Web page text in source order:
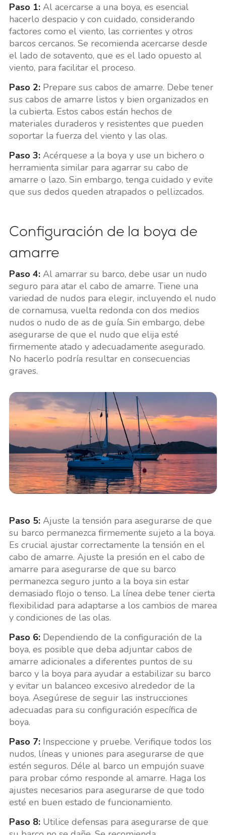
Paso 1:Al acercarse a una boya, es esencial
hacerlo despacio y con cuidado, considerando
factores como el viento, las corrientes y otros
barcos cercanos. Se recomienda acercarse desde
el lado de sotavento, que es el lado opuesto al
viento, para facilitar el proceso.
Paso 2:Prepare sus cabos de amarre. Debe tener
sus cabos de amarre listos y bien organizados en
la cubierta. Estos cabos están hechos de
materiales duraderos y resistentes que pueden
soportar la fuerza del viento y las olas.
Paso 3:Acérquese a la boya y use un bichero o
herramienta similar para agarrar su cabo de
amarre o lazo. Sin embargo, tenga cuidado y evite
que sus dedos queden atrapados o pellizcados.
Configuración de la boya de
amarre
Paso 4:Al amarrar su barco, debe usar un nudo
seguro para atar el cabo de amarre. Tiene una
variedad de nudos para elegir, incluyendo el nudo
de cornamusa, vuelta redonda con dos medios
nudos o nudo de as de guía. Sin embargo, debe
asegurarse de que el nudo que elija esté
firmemente atado y adecuadamente asegurado.
No hacerlo podría resultar en consecuencias
graves.
Paso 5:Ajuste la tensión para asegurarse de que
su barco permanezca firmemente sujeto a la boya.
Es crucial ajustar correctamente la tensión en el
cabo de amarre. Ajuste la presión en el cabo de
amarre para asegurarse de que su barco
permanezca seguro junto a la boya sin estar
demasiado flojo o tenso. La línea debe tener cierta
flexibilidad para adaptarse a los cambios de marea
y condiciones de las olas.
Paso 6:Dependiendo de la configuración de la
boya, es posible que deba adjuntar cabos de
amarre adicionales a diferentes puntos de su
barco y la boya para ayudar a estabilizar su barco
y evitar un balanceo excesivo alrededor de la
boya. Asegúrese de seguir las instrucciones
adecuadas para su configuración específica de
boya.
Paso 7:Inspeccione y pruebe. Verifique todos los
nudos, líneas y uniones para asegurarse de que
estén seguros. Déle al barco un empujón suave
para probar cómo responde al amarre. Haga los
ajustes necesarios para asegurarse de que todo
esté en buen estado de funcionamiento.
Paso 8:Utilice defensas para asegurarse de que